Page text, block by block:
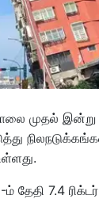
முதல்
தேதி 7.4